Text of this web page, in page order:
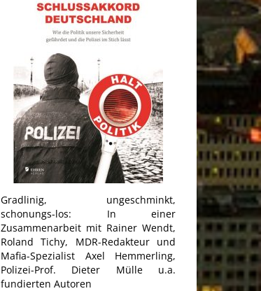
Gradlinig, ungeschminkt,
schonungs-los: In einer
Zusammenarbeit mit Rainer Wendt,
Roland Tichy, MDR-Redakteur und
Mafia-Spezialist Axel Hemmerling,
Polizei-Prof. Dieter Mülle u.a.
fundierten Autoren